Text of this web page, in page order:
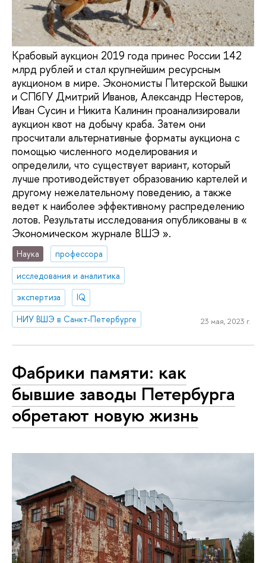
Крабовый аукцион 2019 года принес России 142
млрд рублей и стал крупнейшим ресурсным
аукционом в мире. Экономисты Питерской Вышки
и СПбГУ Дмитрий Иванов, Александр Нестеров,
Иван Сусин и Никита Калинин проанализировали
аукцион квот на добычу краба. Затем они
просчитали альтернативные форматы аукциона с
помощью численного моделирования и
определили, что существует вариант, который
лучше противодействует образованию картелей и
другому нежелательному поведению, а также
ведет к наиболее эффективному распределению
лотов. Результаты исследования опубликованы в «
Экономическом журнале ВШЭ ».
Наука
профессора
исследования и аналитика
экспертиза
IQ
НИУ ВШЭ в Санкт-Петербурге
23 мая, 2023 г.
Фабрики памяти: как
бывшие заводы Петербурга
обретают новую жизнь